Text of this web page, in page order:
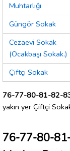
Muhtarlığı
Güngör Sokak
Cezaevi Sokak
(Ocakbaşı Sokak.)
Çiftçi Sokak
76-77-80-81-82-
yakın yer Çiftçi
76-77-80-